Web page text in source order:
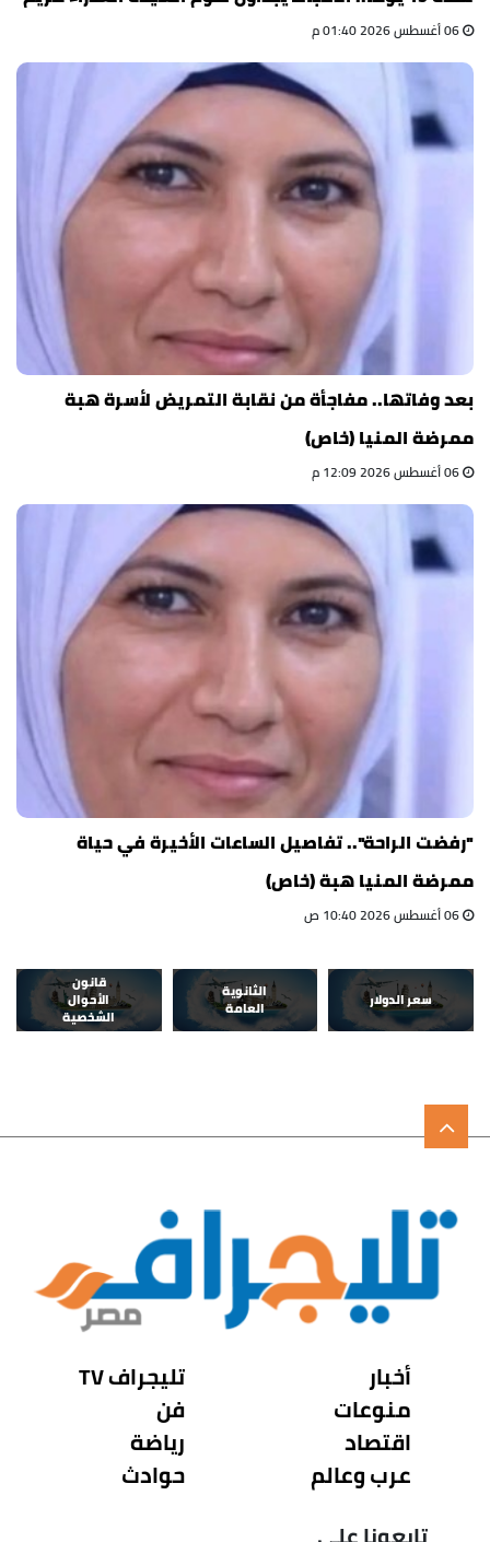
بعد وفاتها.. مفاجأة من نقابة التمريض لأسرة هبة
ممرضة المنيا (خاص)
"رفضت الراحة".. تفاصيل الساعات الأخيرة في حياة
ممرضة المنيا هبة (خاص)
سعر الدولار
الثانوية
العامة
قانون
الأحوال
الشخصية
أخبار
منوعات
اقتصاد
عرب وعالم
تليجراف TV
فن
رياضة
حوادث